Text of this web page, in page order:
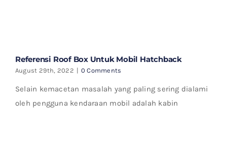
Referensi Roof Box Untuk Mobil Hatchback
August 29th, 2022 | 0 Comments
Selain kemacetan masalah yang paling sering dialami
oleh pengguna kendaraan mobil adalah kabin